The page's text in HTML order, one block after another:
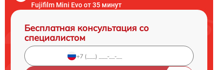
Fujifilm Mini Evo от 35 минут
Бесплатная консультация со
специалистом